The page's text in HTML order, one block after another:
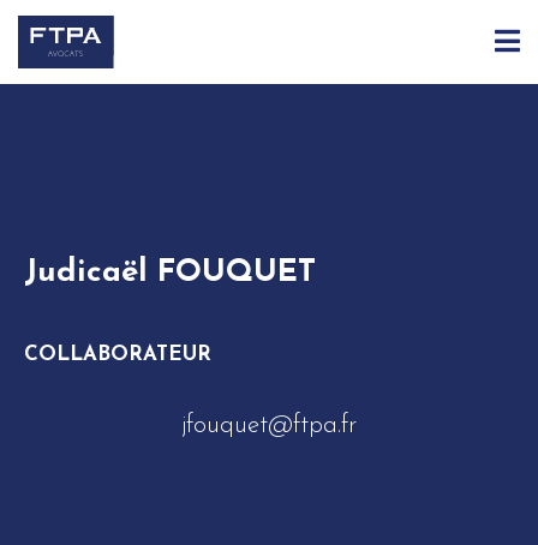
Judicaël FOUQUET
COLLABORATEUR
jfouquet@ftpa.fr